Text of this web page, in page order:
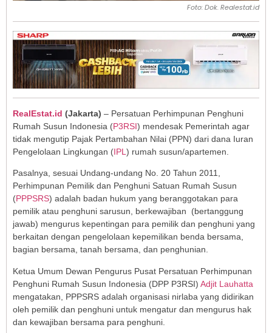
Foto: Dok. Realestat.id
RealEstat.id (Jakarta) – Persatuan Perhimpunan Penghuni
Rumah Susun Indonesia (P3RSI) mendesak Pemerintah agar
tidak mengutip Pajak Pertambahan Nilai (PPN) dari dana Iuran
Pengelolaan Lingkungan (IPL ) rumah susun/apartemen.
Pasalnya, sesuai Undang-undang No. 20 Tahun 2011,
Perhimpunan Pemilik dan Penghuni Satuan Rumah Susun
(PPPSRS) adalah badan hukum yang beranggotakan para
pemilik atau penghuni sarusun, berkewajiban (bertanggung
jawab) mengurus kepentingan para pemilik dan penghuni yang
berkaitan dengan pengelolaan kepemilikan benda bersama,
bagian bersama, tanah bersama, dan penghunian.
Ketua Umum Dewan Pengurus Pusat Persatuan Perhimpunan
Penghuni Rumah Susun Indonesia (DPP P3RSI) Adjit Lauhatta
mengatakan, PPPSRS adalah organisasi nirlaba yang didirikan
oleh pemilik dan penghuni untuk mengatur dan mengurus hak
dan kewajiban bersama para penghuni.